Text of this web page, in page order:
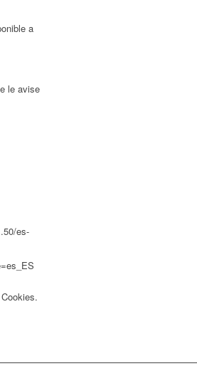
a
le avise
es-